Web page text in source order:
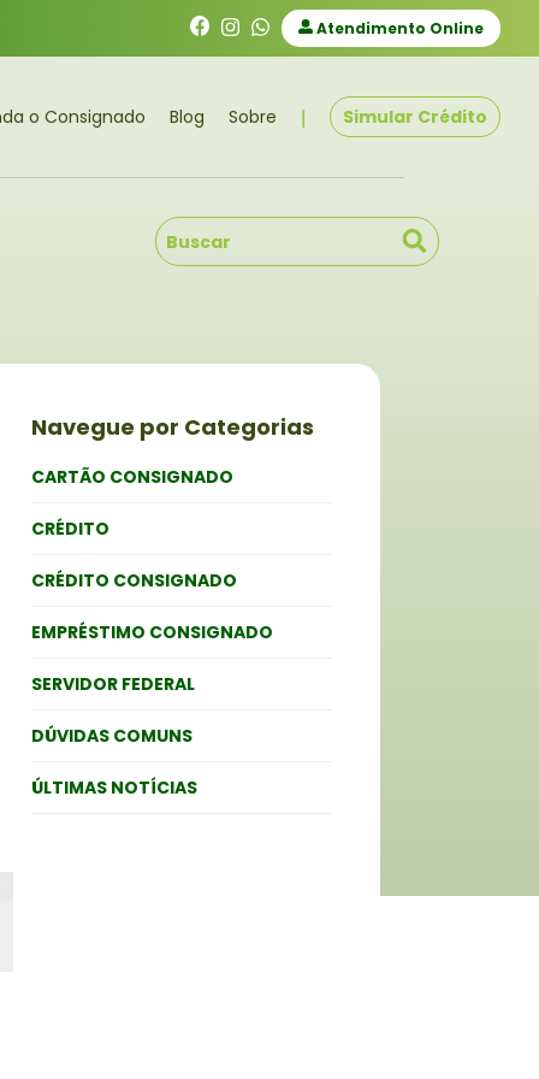
Atendimento Online
o Consignado Blog Sobre | Simular Crédito
Navegue por Categorias
CARTÃO CONSIGNADO
CRÉDITO
CRÉDITO CONSIGNADO
EMPRÉSTIMO CONSIGNADO
SERVIDOR FEDERAL
DÚVIDAS COMUNS
ÚLTIMAS NOTÍCIAS